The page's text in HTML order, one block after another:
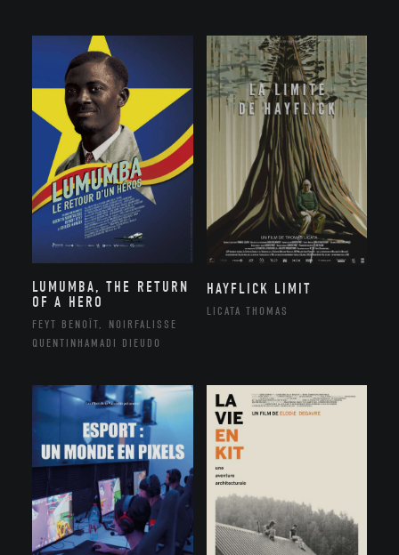
LUMUMBA, THE RETURN
OF A HERO
FEYT BENOÎT, NOIRFALISSE
QUENTINHAMADI DIEUDO
HAYFLICK LIMIT
LICATA THOMAS